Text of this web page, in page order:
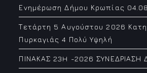
Ενημέρωση Δήμου Κρωπίας
Τετάρτη 5 Αυγούστου 2026
Πυρκαγιάς 4 Πολύ Υψηλή
ΠΙΝΑΚΑΣ 23H -2026 ΣΥΝΕΔΡΙΑΣΗ